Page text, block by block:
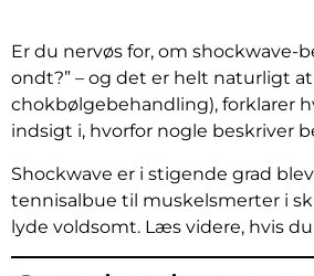
Er du nervøs for, om shockwave-
ondt?” – og det er helt naturligt
chokbølgebehandling), forklarer
indsigt i, hvorfor nogle beskriver
Shockwave er i stigende grad
tennisalbue til muskelsmerter i
lyde voldsomt. Læs videre, hvis